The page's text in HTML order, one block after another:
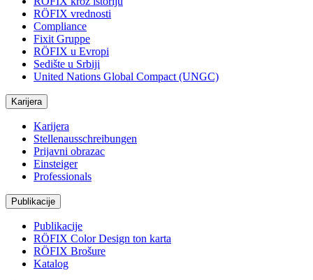
RÖFIX vrednosti
Compliance
Fixit Gruppe
RÖFIX u Evropi
Sedište u Srbiji
United Nations Global Compact (UNGC)
Karijera
Karijera
Stellenausschreibungen
Prijavni obrazac
Einsteiger
Professionals
Publikacije
Publikacije
RÖFIX Color Design ton karta
RÖFIX Brošure
Katalog